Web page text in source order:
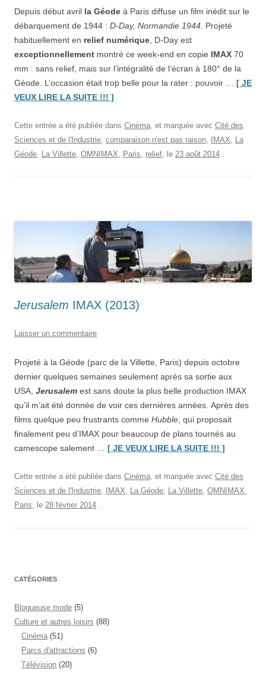
Depuis début avril la Géode à Paris diffuse un film inédit sur le
débarquement de 1944 : D-Day, Normandie 1944. Projeté
habituellement en relief numérique, D-Day est
exceptionnellement montré ce week-end en copie IMAX 70
mm : sans relief, mais sur l’intégralité de l’écran à 180° de la
Géode. L’occasion était trop belle pour la rater : pouvoir … [ JE
VEUX LIRE LA SUITE !!! ]
Normandie
1944»
le
le
match
3D
contre
Cette entrée a été publiée dans Cinéma, et marquée avec Cité des
Sciences et de l'Industrie, comparaison n'est pas raison, IMAX, La
Géode, La Villette, OMNIMAX, Paris, relief, le 23 août 2014 .
Jerusalem IMAX (2013)
Laisser un commentaire
Projeté à la Géode (parc de la Villette, Paris) depuis octobre
dernier quelques semaines seulement après sa sortie aux
USA, Jerusalem est sans doute la plus belle production IMAX
qu’il m’ait été donnée de voir ces dernières années. Après des
films quelque peu frustrants comme Hubble, qui proposait
finalement peu d’IMAX pour beaucoup de plans tournés au
camescope salement … [ JE VEUX LIRE LA SUITE !!! ]
(2013)”
Cette entrée a été publiée dans Cinéma, et marquée avec Cité des
Sciences et de l'Industrie, IMAX, La Géode, La Villette, OMNIMAX,
Paris, le 28 février 2014 .
CATÉGORIES
Blogueuse mode (5)
Culture et autres loisirs (88)
Cinéma (51)
Parcs d'attractions (6)
Télévision (20)